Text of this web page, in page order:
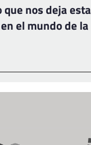
que nos deja esta
el mundo de la